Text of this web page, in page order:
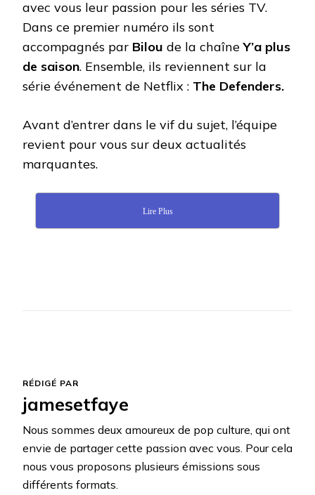
avec vous leur passion pour les séries TV.
Dans ce premier numéro ils sont
accompagnés par Bilou de la chaîneY’a plus
de saison. Ensemble, ils reviennent sur la
série événement de Netflix : The Defenders.
Avant d’entrer dans le vif du sujet, l’équipe
revient pour vous sur deux actualités
marquantes.
Lire Plus
RÉDIGÉ PAR
jamesetfaye
Nous sommes deux amoureux de pop culture, qui ont
envie de partager cette passion avec vous. Pour cela
nous vous proposons plusieurs émissions sous
différents formats.